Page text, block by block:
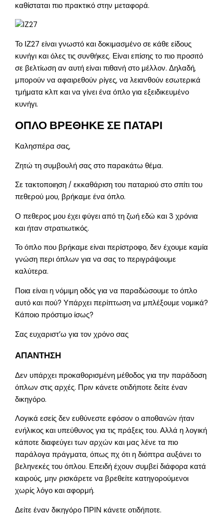
καθίσταται πιο πρακτικό στην μεταφορά.
Το ΙΖ27 είναι γνωστό και δοκιμασμένο σε κάθε είδους
κυνήγι και όλες τις συνθήκες. Είναι επίσης το πιο προσιτό
σε βελτίωση αν αυτή είναι πιθανή στο μέλλον. Δηλαδή,
μπορούν να αφαιρεθούν ρίγες, να λειανθούν εσωτερικά
τμήματα κλπ και να γίνει ένα όπλο για εξειδικευμένο
κυνήγι.
ΟΠΛΟ ΒΡΕΘΗΚΕ ΣΕ ΠΑΤΑΡΙ
Καλησπέρα σας,
Ζητώ τη συμβουλή σας στο παρακάτω θέμα.
Σε τακτοποιηση / εκκαθάριση του παταριού στο σπίτι του
πεθερού μου, βρήκαμε ένα όπλο.
Ο πεθερος μου έχει φύγει από τη ζωή εδώ και 3 χρόνια
και ήταν στρατιωτικός.
Το όπλο που βρήκαμε είναι περίστροφο, δεν έχουμε καμία
γνώση περι όπλων για να σας το περιγράψουμε
καλύτερα.
Ποια είναι η νόμιμη οδός για να παραδώσουμε το όπλο
αυτό και πού? Υπάρχει περίπτωση να μπλέξουμε νομικά?
Κάποιο πρόστιμο ίσως?
Σας ευχαριστ’ω για τον χρόνο σας
ΑΠΑΝΤΗΣΗ
Δεν υπάρχει προκαθορισμένη μέθοδος για την παράδοση
όπλων στις αρχές. Πριν κάνετε οτιδήποτε δείτε έναν
δικηγόρο.
Λογικά εσείς δεν ευθύνεστε εφόσον ο αποθανών ήταν
ενήλικος και υπεύθυνος για τις πράξεις του. Αλλά η λογική
κάποτε διαφεύγει των αρχών και μας λένε τα πιο
παράλογα πράγματα, όπως πχ ότι η διόπτρα αυξάνει το
βεληνεκές του όπλου. Επειδή έχουν συμβεί διάφορα κατά
καιρούς, μην ρισκάρετε να βρεθείτε κατηγορούμενοι
χωρίς λόγο και αφορμή.
Δείτε έναν δικηγόρο ΠΡΙΝ κάνετε οτιδήποτε.